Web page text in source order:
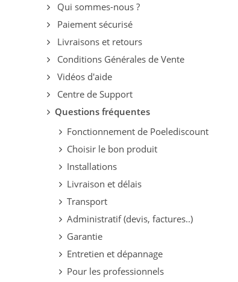
Qui sommes-nous ?
Paiement sécurisé
Livraisons et retours
Conditions Générales de Vente
Vidéos d'aide
Centre de Support
Questions fréquentes
Fonctionnement de Poelediscount
Choisir le bon produit
Installations
Livraison et délais
Transport
Administratif (devis, factures..)
Garantie
Entretien et dépannage
Pour les professionnels